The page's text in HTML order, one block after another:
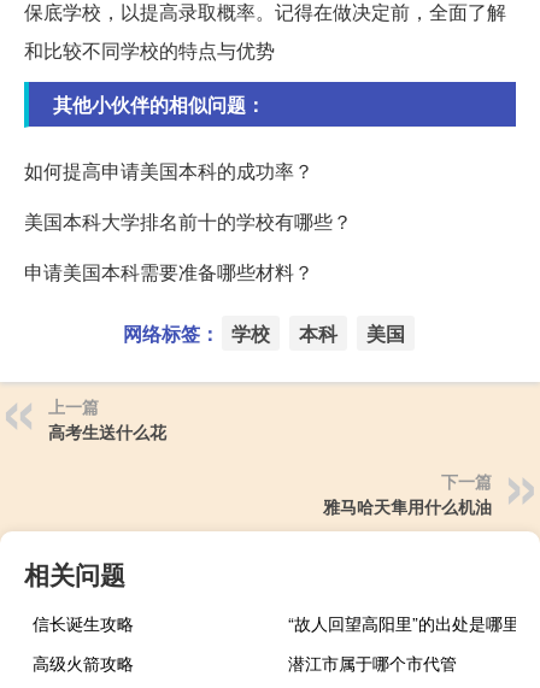
保底学校，以提高录取概率。记得在做决定前，全面了解
和比较不同学校的特点与优势
其他小伙伴的相似问题：
如何提高申请美国本科的成功率？
美国本科大学排名前十的学校有哪些？
申请美国本科需要准备哪些材料？
网络标签： 学校 本科 美国
上一篇
高考生送什么花
下一篇
雅马哈天隼用什么机油
相关问题
信长诞生攻略
“故人回望高阳里”的出处是哪里
高级火箭攻略
潜江市属于哪个市代管